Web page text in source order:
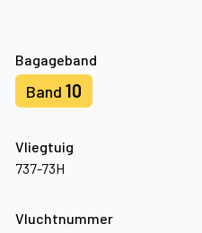
Bagageband
Band 10
Vliegtuig
737-73H
Vluchtnummer